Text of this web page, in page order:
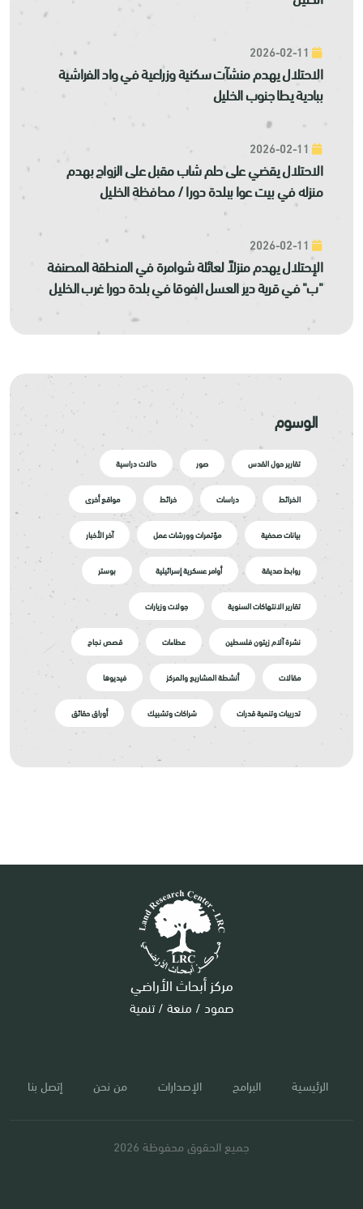
الاحتلال يهدم منشآت سكنية وزراعية في واد الفراشية
ببادية يطا جنوب الخليل
الاحتلال يقضي على حلم شاب مقبل على الزواج بهدم
منزله في بيت عوا ببلدة دورا / محافظة الخليل
الإحتلال يهدم منزلاً لعائلة شوامرة في المنطقة المصنفة
"ب" في قرية دير العسل الفوقا في بلدة دورا غرب الخليل
الوسوم
تقارير حول القدس صور حالات دراسية
الخرائط دراسات خرائط مواقع أخرى
بيانات صحفية مؤتمرات وورشات عمل آخر الأخبار
روابط صديقة أوامر عسكرية إسرائيلية بوستر
تقارير الانتهاكات السنوية جولات وزيارات
نشرة آلام زيتون فلسطين عطاءات قصص نجاح
مقالات أنشطة المشاريع والمركز فيديوها
تدريبات وتنمية قدرات شراكات وتشبيك أوراق حقائق
مركز أبحاث الأراضي
صمود / منعة / تنمية
الرئيسية البرامج الإصدارات من نحن إتصل بنا
جميع الحقوق محفوظة 2026